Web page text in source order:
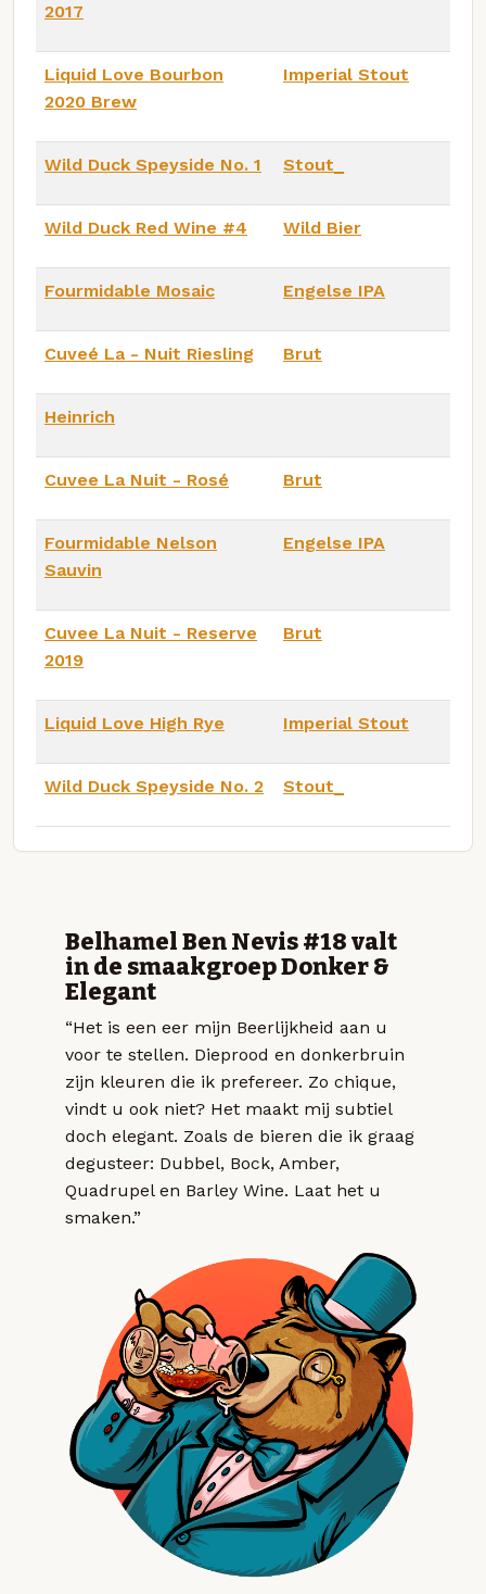
2017
Liquid Love Bourbon
2020 Brew
Imperial Stout
Wild Duck Speyside No. 1 Stout_
Wild Duck Red Wine #4 Wild Bier
Fourmidable Mosaic Engelse IPA
Cuveé La - Nuit Riesling Brut
Heinrich
Cuvee La Nuit - Rosé Brut
Fourmidable Nelson
Sauvin
Engelse IPA
Cuvee La Nuit - Reserve
2019
Brut
Liquid Love High Rye Imperial Stout
Wild Duck Speyside No. 2 Stout_
Belhamel Ben Nevis #18 valt
in de smaakgroep Donker &
Elegant
“Het is een eer mijn Beerlijkheid aan u
voor te stellen. Dieprood en donkerbruin
zijn kleuren die ik prefereer. Zo chique,
vindt u ook niet? Het maakt mij subtiel
doch elegant. Zoals de bieren die ik graag
degusteer: Dubbel, Bock, Amber,
Quadrupel en Barley Wine. Laat het u
smaken.”